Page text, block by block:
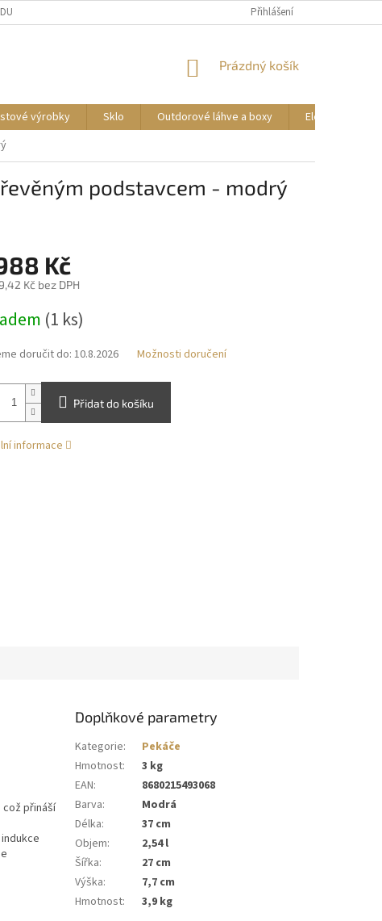
OBCHODNÍ PODMÍNKY
Přihlášení
NÁKUPNÍ
Prázdný košík
výrobky Sklo Outdorové láhve a boxy
Elektrické
podstavcem - modrý
Kč
Kč bez DPH
(1 ks)
doručit do:10.8.2026 Možnosti doručení
Přidat do košíku
informace
přináší
Doplňkové parametry
Kategorie:
Pekáče
Hmotnost:
3 kg
EAN:
8680215493068
Barva:
Modrá
Délka:
37 cm
Objem:
2,54 l
Šířka:
27 cm
Výška:
7,7 cm
Hmotnost: 3,9 kg